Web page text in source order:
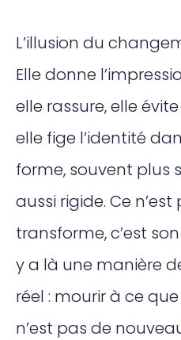
L’illusion du
Elle donne
elle rassure, elle
elle fige l’identité
forme, souvent plus
aussi rigide. Ce
transforme, c’est
y a là une manière
réel : mourir à ce
n’est pas de